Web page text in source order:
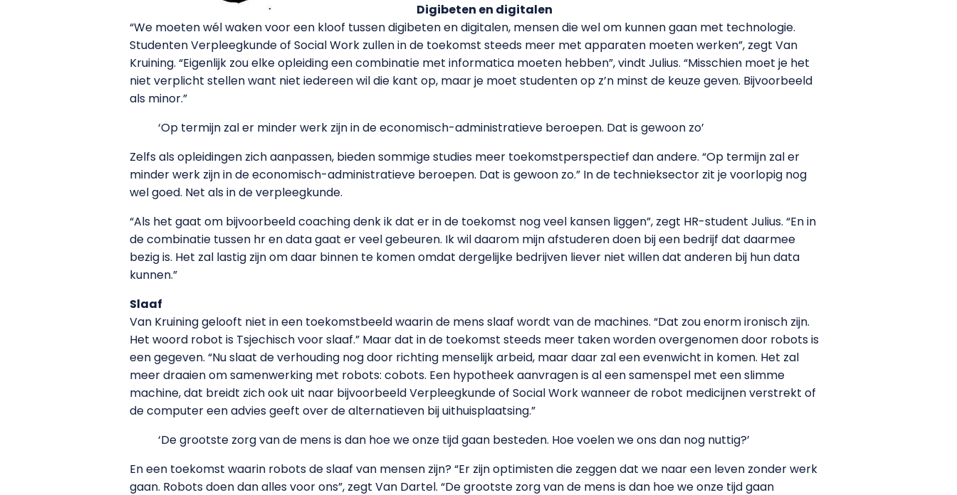
Digibeten en digitalen
“We moeten wél waken voor een kloof tussen digibeten en digitalen, mensen die wel om kunnen gaan met technologie.
Studenten Verpleegkunde of Social Work zullen in de toekomst steeds meer met apparaten moeten werken”, zegt Van
Kruining. “Eigenlijk zou elke opleiding een combinatie met informatica moeten hebben”, vindt Julius. “Misschien moet je het
niet verplicht stellen want niet iedereen wil die kant op, maar je moet studenten op z’n minst de keuze geven. Bijvoorbeeld
als minor.”
‘Op termijn zal er minder werk zijn in de economisch-administratieve beroepen. Dat is gewoon zo’
Zelfs als opleidingen zich aanpassen, bieden sommige studies meer toekomstperspectief dan andere. “Op termijn zal er
minder werk zijn in de economisch-administratieve beroepen. Dat is gewoon zo.” In de technieksector zit je voorlopig nog
wel goed. Net als in de verpleegkunde.
“Als het gaat om bijvoorbeeld coaching denk ik dat er in de toekomst nog veel kansen liggen”, zegt HR-student Julius. “En in
de combinatie tussen hr en data gaat er veel gebeuren. Ik wil daarom mijn afstuderen doen bij een bedrijf dat daarmee
bezig is. Het zal lastig zijn om daar binnen te komen omdat dergelijke bedrijven liever niet willen dat anderen bij hun data
kunnen.”
Slaaf
Van Kruining gelooft niet in een toekomstbeeld waarin de mens slaaf wordt van de machines. “Dat zou enorm ironisch zijn.
Het woord robot is Tsjechisch voor slaaf.” Maar dat in de toekomst steeds meer taken worden overgenomen door robots is
een gegeven. “Nu slaat de verhouding nog door richting menselijk arbeid, maar daar zal een evenwicht in komen. Het zal
meer draaien om samenwerking met robots: cobots. Een hypotheek aanvragen is al een samenspel met een slimme
machine, dat breidt zich ook uit naar bijvoorbeeld Verpleegkunde of Social Work wanneer de robot medicijnen verstrekt of
de computer een advies geeft over de alternatieven bij uithuisplaatsing.”
‘De grootste zorg van de mens is dan hoe we onze tijd gaan besteden. Hoe voelen we ons dan nog nuttig?’
En een toekomst waarin robots de slaaf van mensen zijn? “Er zijn optimisten die zeggen dat we naar een leven zonder werk
gaan. Robots doen dan alles voor ons”, zegt Van Dartel. “De grootste zorg van de mens is dan hoe we onze tijd gaan